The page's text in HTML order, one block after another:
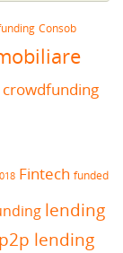
Consob
Fintech funded
lending
p2p lending